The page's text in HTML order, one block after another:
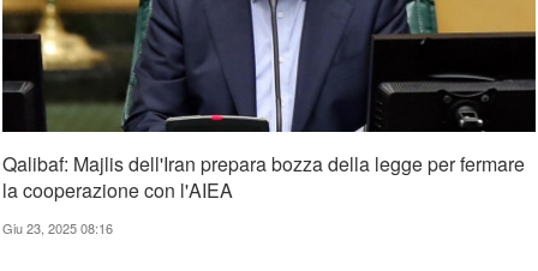
Qalibaf: Majlis dell'Iran prepara bozza della legge per fermare
la cooperazione con l'AIEA
Giu 23, 2025 08:16